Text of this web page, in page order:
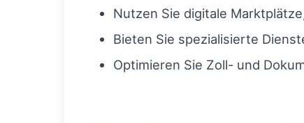
Nutzen Sie digitale
Bieten Sie spezialisierte
Optimieren Sie Zoll- und